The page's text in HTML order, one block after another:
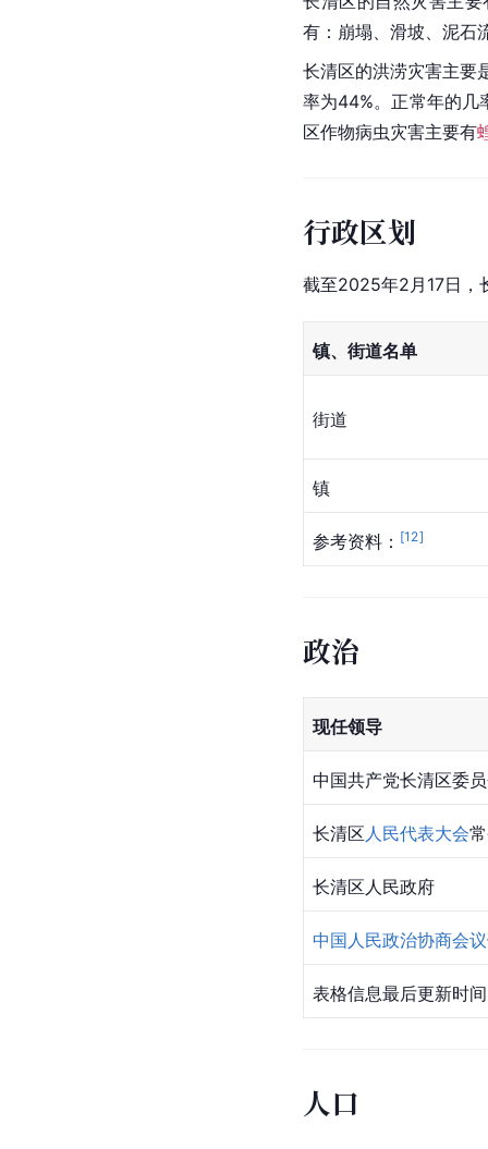
有：崩塌、滑坡、 泥石
长清区的洪涝灾害主要
率为44%。正常年的几
区作物病虫灾害主要有
行政区划
截至2025年2月17日，
镇、街道名单
街道
镇
参考资料： [12]
政治
现任领导
中国共产党长清区委
长清区人民代表大会
长清区人民政府
中国人民政治协商会议
表格信息最后更新时
人口